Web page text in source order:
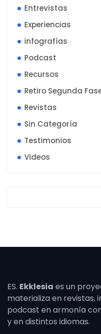
Entrevistas
Experiencias
infografías
Podcast
Recursos
Retiro Segunda
Revistas
Sin Categoría
Testimonios
Videos
ES. Ekklesia es un
materializa en revistas,
podcast en armonía
y en distintos idiomas.